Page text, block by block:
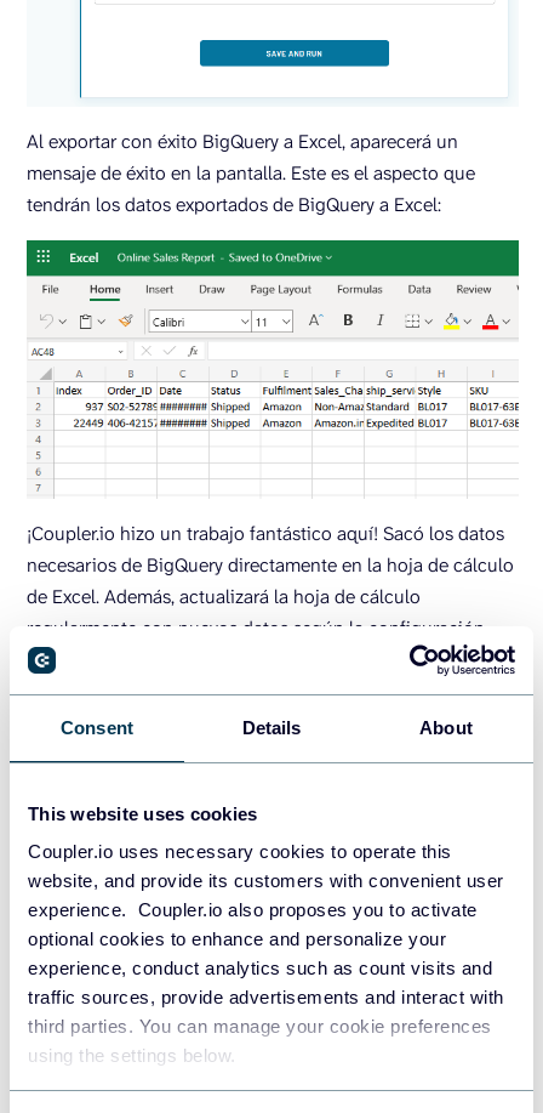
Consent Details About
This website uses cookies
Coupler.io uses necessary cookies to operate this
website, and provide its customers with convenient user
experience. Coupler.io also proposes you to activate
optional cookies to enhance and personalize your
experience, conduct analytics such as count visits and
traffic sources, provide advertisements and interact with
third parties. You can manage your cookie preferences
using the settings below.
Al exportar con éxito BigQuery a Excel, aparecerá un
mensaje de éxito en la pantalla. Este es el aspecto que
tendrán los datos exportados de BigQuery a Excel:
¡Coupler.io hizo un trabajo fantástico aquí! Sacó los datos
necesarios de BigQuery directamente en la hoja de cálculo
de Excel. Además, actualizará la hoja de cálculo
regularmente con nuevos datos según la configuración.
¿Cómo conectar BigQuery a
Excel mediante Power Query?
herramienta independiente. Está totalmente integrada en
Excel desde la versión 2016, en la secciónGet &
Transform Data
de la pestaña Data